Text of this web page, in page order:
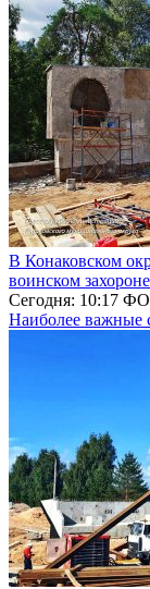
В Конаковском
воинском
Сегодня: 10:17
Наиболее важные